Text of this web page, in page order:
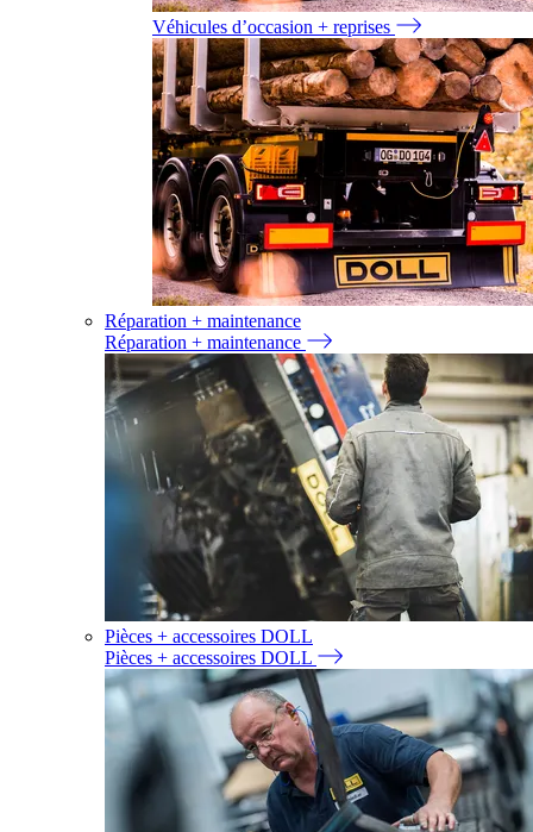
Véhicules d’occasion + reprises
Réparation + maintenance
Réparation + maintenance
Pièces + accessoires DOLL
Pièces + accessoires DOLL